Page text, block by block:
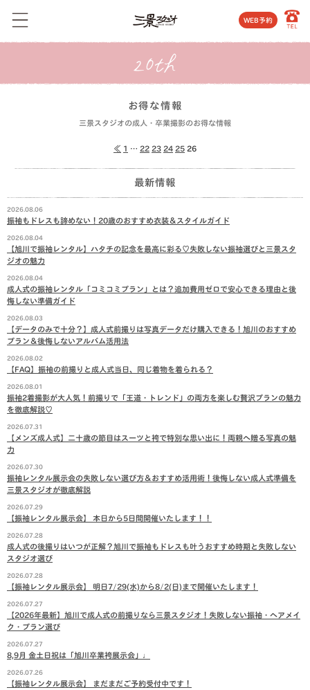
WEB予約
お得な情報
三景スタジオの成人・卒業撮影のお得な情報
≪ 1 … 22 23 24 25 26
最新情報
2026.08.06
振袖もドレスも諦めない！20歳のおすすめ衣装＆スタイルガイド
2026.08.04
【旭川で振袖レンタル】ハタチの記念を最高に彩る♡失敗しない振袖選びと三景スタ
ジオの魅力
2026.08.04
成人式の振袖レンタル「コミコミプラン」とは？追加費用ゼロで安心できる理由と後
悔しない準備ガイド
2026.08.03
【データのみで十分？】成人式前撮りは写真データだけ購入できる！旭川のおすすめ
プラン＆後悔しないアルバム活用法
2026.08.02
【FAQ】振袖の前撮りと成人式当日、同じ着物を着られる？
2026.08.01
振袖2着撮影が大人気！前撮りで「王道・トレンド」の両方を楽しむ贅沢プランの魅力
を徹底解説♡
2026.07.31
【メンズ成人式】二十歳の節目はスーツと袴で特別な思い出に！両親へ贈る写真の魅
力
2026.07.30
振袖レンタル展示会の失敗しない選び方＆おすすめ活用術！後悔しない成人式準備を
三景スタジオが徹底解説
2026.07.29
【振袖レンタル展示会】 本日から5日間開催いたします！！
2026.07.28
成人式の後撮りはいつが正解？旭川で振袖もドレスも叶うおすすめ時期と失敗しない
スタジオ選び
2026.07.28
【振袖レンタル展示会】 明日7/29(水)から8/2(日)まで開催いたします！
2026.07.27
【2026年最新】旭川で成人式の前撮りなら三景スタジオ！失敗しない振袖・ヘアメイ
ク・プラン選び
2026.07.27
8,9月 金土日祝は「旭川卒業袴展示会」♩
2026.07.26
【振袖レンタル展示会】 まだまだご予約受付中です！